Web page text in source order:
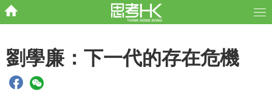
劉學廉：下一代的存在危機